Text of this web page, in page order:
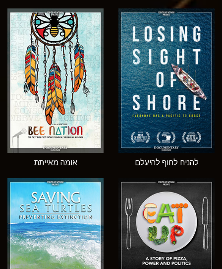
להניח לחוף להיעלם אומה מאייתת